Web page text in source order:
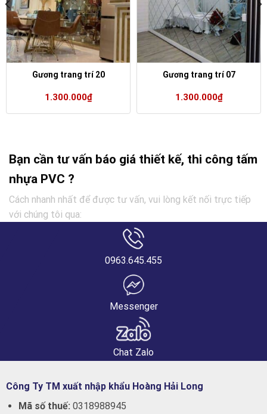
Gương trang trí 20
1.300.000₫
Gương trang trí 07
1.300.000₫
Bạn cần tư vấn báo giá thiết kế, thi công tấm
nhựa PVC ?
Cách nhanh nhất để được tư vấn, vui lòng kết nối trực tiếp
với chúng tôi qua:
0963.645.455
Messenger
Chat Zalo
Công Ty TM xuất nhập khẩu Hoàng Hải Long
Mã số thuế: 0318988945